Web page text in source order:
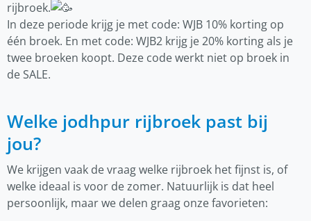
rijbroek.
In deze periode krijg je met code: WJB 10% korting op
één broek. En met code: WJB2 krijg je 20% korting als je
twee broeken koopt. Deze code werkt niet op broek in
de SALE.
Welke jodhpur rijbroek past bij
jou?
We krijgen vaak de vraag welke rijbroek het fijnst is, of
welke ideaal is voor de zomer. Natuurlijk is dat heel
persoonlijk, maar we delen graag onze favorieten: